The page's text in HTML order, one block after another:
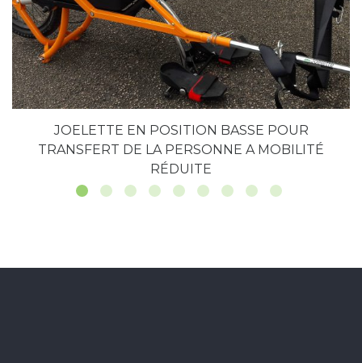
JOELETTE EN POSITION BASSE POUR
TRANSFERT DE LA PERSONNE A MOBILITÉ
RÉDUITE